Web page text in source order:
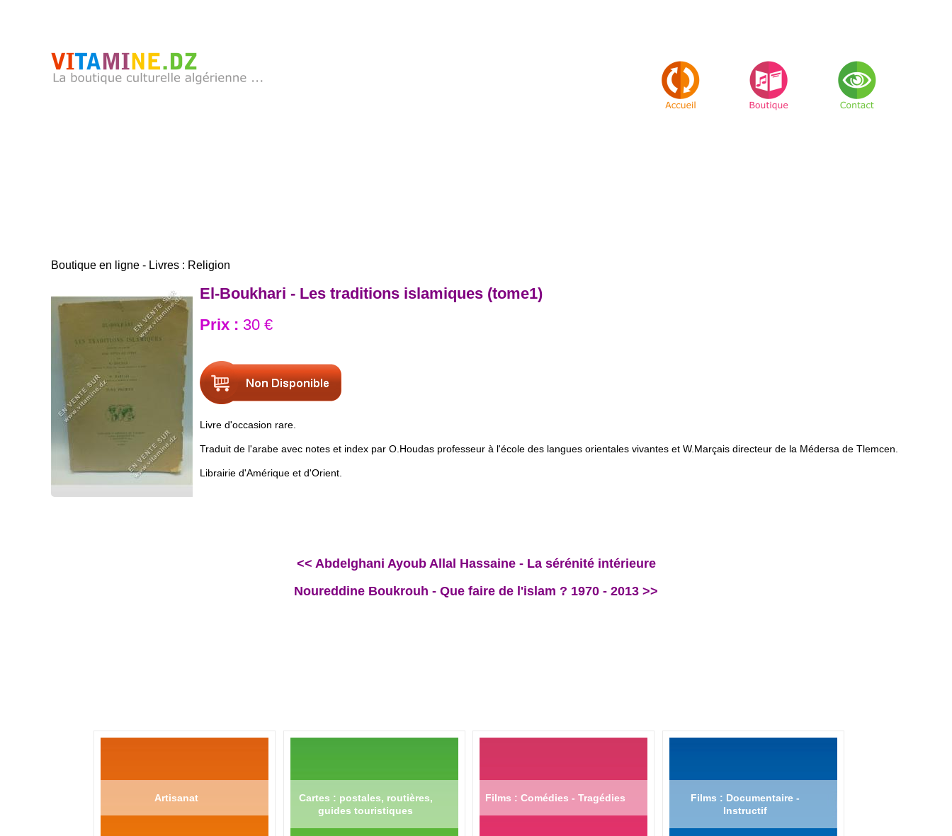
Boutique en ligne - Livres : Religion
El-Boukhari - Les traditions islamiques (tome1)
Prix : 30 €
Livre d'occasion rare.
Traduit de l'arabe avec notes et index par O.Houdas professeur à l'école des langues orientales vivantes et W.Marçais directeur de la Médersa de Tlemcen.
Librairie d'Amérique et d'Orient.
<< Abdelghani Ayoub Allal Hassaine - La sérénité intérieure
Noureddine Boukrouh - Que faire de l'islam ? 1970 - 2013 >>
Artisanat
Cartes : postales, routières,
guides touristiques
Films : Comédies - Tragédies
Films : Documentaire -
Instructif